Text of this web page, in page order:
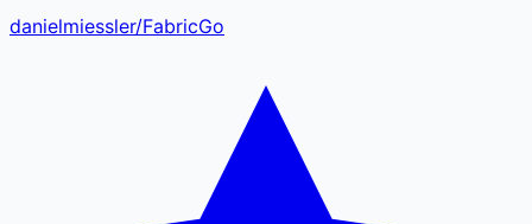
danielmiessler/FabricGo